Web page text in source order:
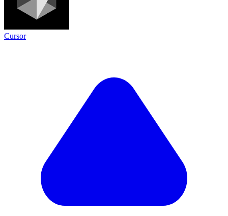
Cursor